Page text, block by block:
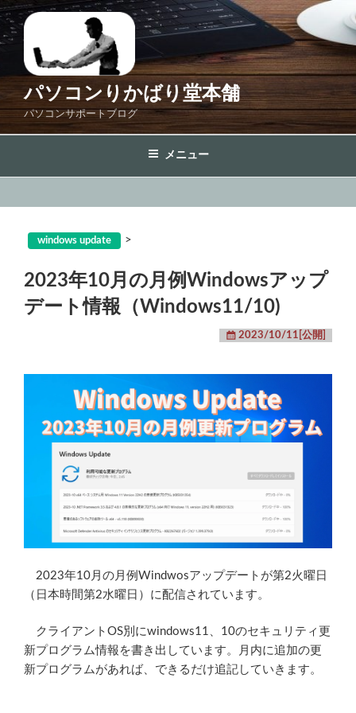
コ
ン
テ
ス
プ
パソコンりかばり堂本舗
パソコンサポートブログ
メニュー
windows update >
2023年10月の月例Windowsアップ
デート情報（Windows11/10)
2023/10/11[公開]
2023年10月の月例Windwosアップデートが第2火曜日
（日本時間第2水曜日）に配信されています。
クライアントOS別にwindows11、10のセキュリティ更
新プログラム情報を書き出しています。月内に追加の更
新プログラムがあれば、できるだけ追記していきます。